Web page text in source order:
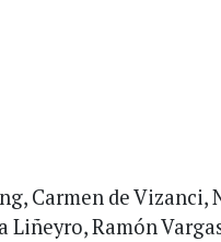
Carmen de Vizanci,
Liñeyro, Ramón